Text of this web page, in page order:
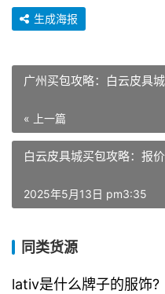
生成海报
广州买包攻略：白云皮具
« 上一篇
白云皮具城买包攻略：报
2025年5月13日 pm3:35
同类货源
lativ是什么牌子的服饰?